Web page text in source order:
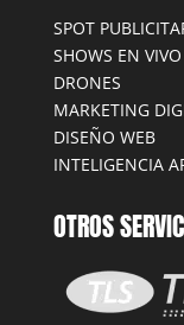
SPOT
SHOWS EN VIVO
DRONES
MARKETING
DISEÑO WEB
INTELIGENCIA
OTROS